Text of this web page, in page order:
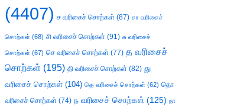
(4407) ச வரிசைச் சொற்கள் (87) சா வரிசைச்
சொற்கள் (68) சி வரிசைச் சொற்கள் (91) சு வரிசைச்
சொற்கள் (67) செ வரிசைச் சொற்கள் (77) த வரிசைச்
சொற்கள் (195) தி வரிசைச் சொற்கள் (82) து
வரிசைச் சொற்கள் (104) தெ வரிசைச் சொற்கள் (62) தொ
வரிசைச் சொற்கள் (74) ந வரிசைச் சொற்கள் (125) நா